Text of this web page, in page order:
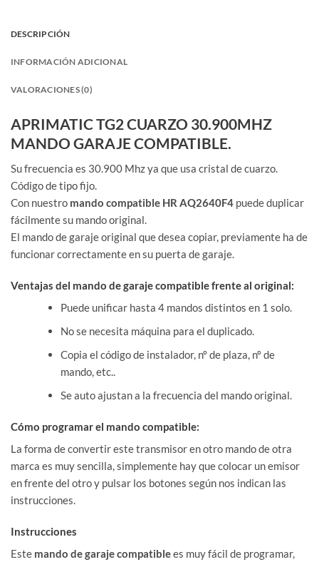
DESCRIPCIÓN
INFORMACIÓN ADICIONAL
VALORACIONES (0)
APRIMATIC TG2 CUARZO 30.900MHZ
MANDO GARAJE COMPATIBLE.
Su frecuencia es 30.900 Mhz ya que usa cristal de cuarzo.
Código de tipo fijo.
Con nuestro mando compatible HR AQ2640F4 puede duplicar
fácilmente su mando original.
El mando de garaje original que desea copiar, previamente ha de
funcionar correctamente en su puerta de garaje.
Ventajas del mando de garaje compatible frente al original:
Puede unificar hasta 4 mandos distintos en 1 solo.
No se necesita máquina para el duplicado.
Copia el código de instalador, nº de plaza, nº de
mando, etc..
Se auto ajustan a la frecuencia del mando original.
Cómo programar el mando compatible:
La forma de convertir este transmisor en otro mando de otra
marca es muy sencilla, simplemente hay que colocar un emisor
en frente del otro y pulsar los botones según nos indican las
instrucciones.
Instrucciones
Este mando de garaje compatiblees muy fácil de programar,